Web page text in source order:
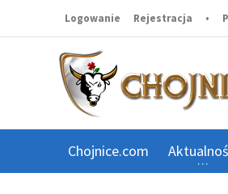
Logowanie Rejestracja •
Chojnice.com